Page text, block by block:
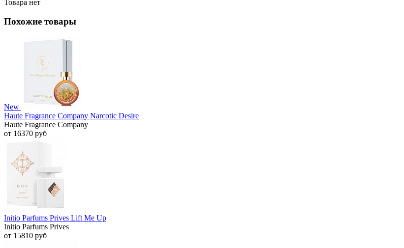
Товара нет
Похожие товары
New
Haute Fragrance Company Narcotic Desire
Haute Fragrance Company
от 16370 руб
Initio Parfums Prives Lift Me Up
Initio Parfums Prives
от 15810 руб